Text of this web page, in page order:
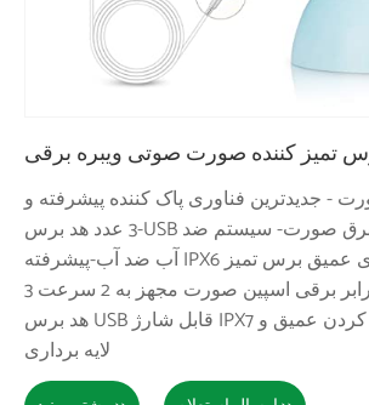
تمیز کننده صورت صوتی ویبره برقی
- جدیدترین فناوری پاک کننده پیشرفته و
3 عدد هد برس-USB قابل شارژ چرخان برق صورت- سیستم ضد
آب ضد آب-پیشرفته IPX6 برای لایه برداری عمیق برس تمیز
کننده برس ، اسکرابر برقی اسپین صورت مجهز به 2 سرعت 3
هد برس USB قابل شارژ IPX7 ضد آب برای تمیز کردن عمیق و
لایه برداری